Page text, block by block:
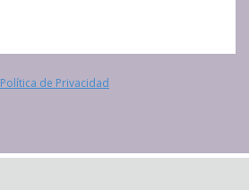
Política de Privacidad